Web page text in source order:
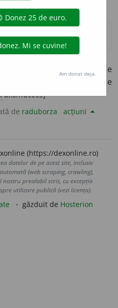
familie de plante
cu canale aerifere
alismacées)
de raduborza acțiuni
(https://dexonline.ro)
datelor de pe acest site, inclusiv
(web scraping, crawling),
prealabil scris, cu excepția
utilizare publică (vezi licența).
găzduit de Hosterion
Am donat deja.